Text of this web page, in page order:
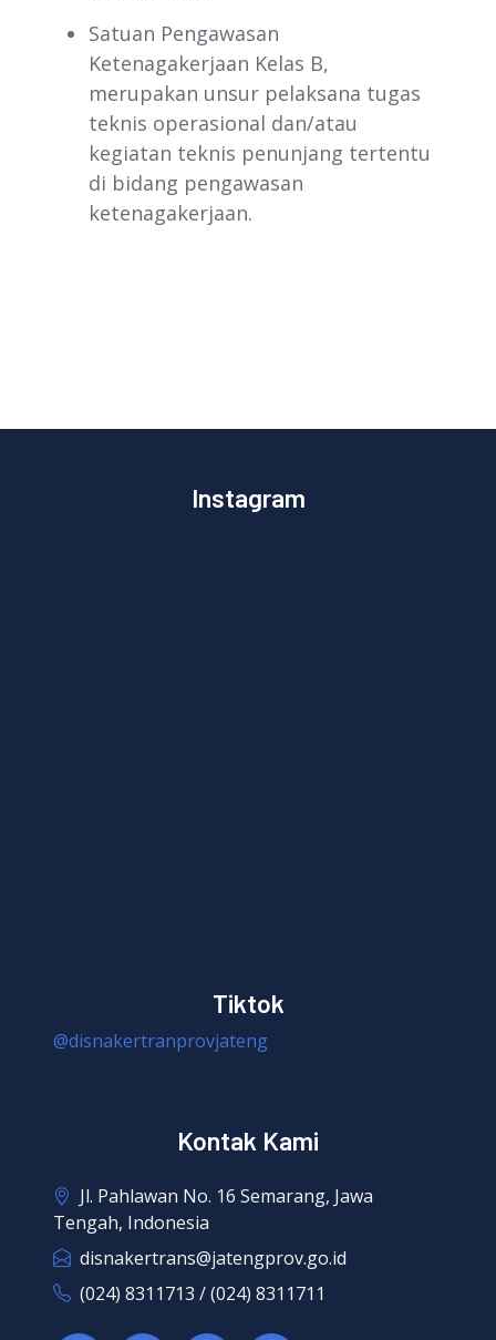
Satuan Pengawasan
Ketenagakerjaan Kelas B,
merupakan unsur pelaksana tugas
teknis operasional dan/atau
kegiatan teknis penunjang tertentu
di bidang pengawasan
ketenagakerjaan.
Instagram
Tiktok
@disnakertranprovjateng
Kontak Kami
Jl. Pahlawan No. 16 Semarang, Jawa
Tengah, Indonesia
disnakertrans@jatengprov.go.id
(024) 8311713 / (024) 8311711